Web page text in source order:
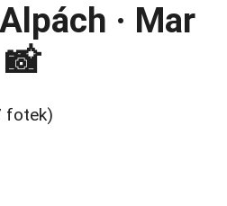
· Mar
fotek)